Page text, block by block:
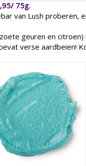
75g.
van Lush proberen,
geuren en
verse aardbeien!